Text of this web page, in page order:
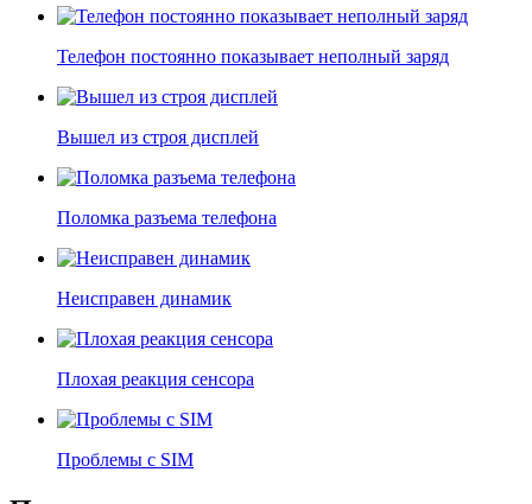
Телефон постоянно показывает неполный заряд
Вышел из строя дисплей
Поломка разъема телефона
Неисправен динамик
Плохая реакция сенсора
Проблемы с SIM